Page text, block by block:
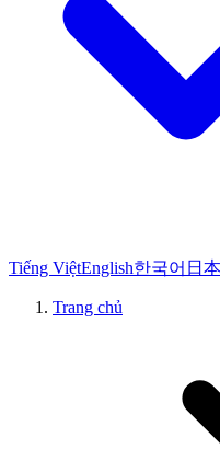
Tiếng ViệtEnglish한국어 日
Trang chủ